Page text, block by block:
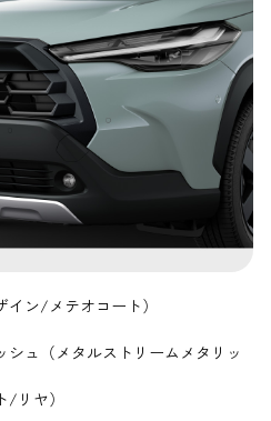
ン/メテオコート）
ュ（メタルストリームメタリッ
/リヤ）